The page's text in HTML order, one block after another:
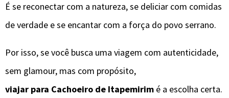
É se reconectar com a natureza, se deliciar com comidas
de verdade e se encantar com a força do povo serrano.
Por isso, se você busca uma viagem com autenticidade,
sem glamour, mas com propósito,
viajar para Cachoeiro de Itapemirim é a escolha certa.